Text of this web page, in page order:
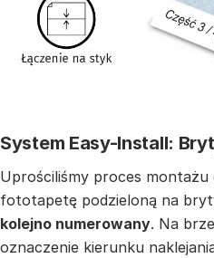
System Easy-Install:
Uprościliśmy proces montażu
fototapetę podzieloną na
kolejno numerowany. Na
oznaczenie kierunku